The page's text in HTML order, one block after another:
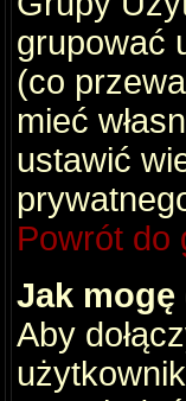
grupować
(co
mieć
ustawić
Powrót do
Jak mogę
Aby